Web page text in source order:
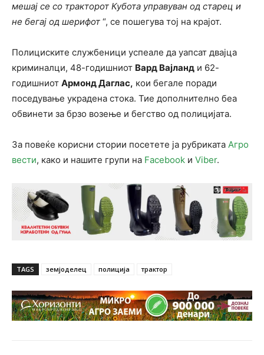
мешај се со тракторот Кубота управуван од старец и
не бегај од шерифот “, се пошегува тој на крајот.
Полициските службеници успеале да уапсат двајца
криминалци, 48-годишниот Вард Вајланд и 62-
годишниот Армонд Даглас, кои бегале поради
поседување украдена стока. Тие дополнително беа
обвинети за брзо возење и бегство од полицијата.
За повеќе корисни стории посетете ја рубриката Агро
вести, како и нашите групи на Facebook и Viber.
TAGS земјоделец полиција трактор